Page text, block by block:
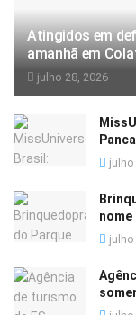
Atingidos em
amanhã em
julho 28, 2026
julho
julho